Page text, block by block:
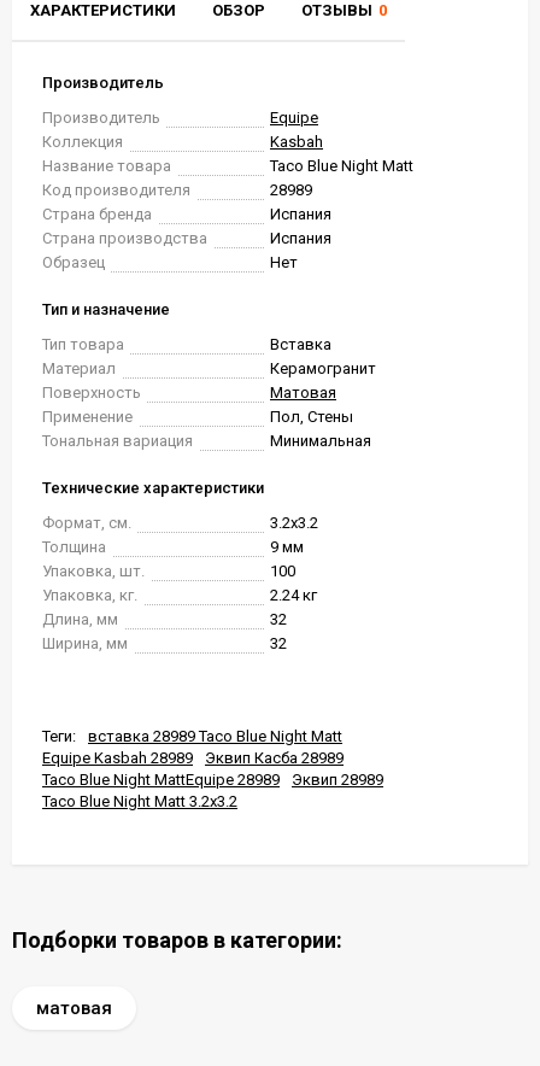
ХАРАКТЕРИСТИКИ ОБЗОР ОТЗЫВЫ 0
Производитель
Производитель
Equipe
Коллекция
Kasbah
Название товара
Taco Blue Night Matt
Код производителя
28989
Страна бренда
Испания
Страна производства
Испания
Образец
Нет
Тип и назначение
Тип товара
Вставка
Материал
Керамогранит
Поверхность
Матовая
Применение
Пол, Стены
Тональная вариация
Минимальная
Технические характеристики
Формат, см.
3.2x3.2
Толщина
9 мм
Упаковка, шт.
100
Упаковка, кг.
2.24 кг
Длина, мм
32
Ширина, мм
32
Теги:
вставка 28989 Taco Blue Night Matt
Equipe Kasbah 28989
Эквип Касба 28989
Taco Blue Night MattEquipe 28989
Эквип 28989
Taco Blue Night Matt 3.2x3.2
Подборки товаров в категории:
матовая